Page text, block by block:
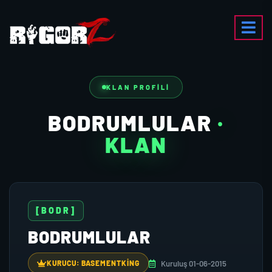
KLAN PROFILI
BODRUMLULAR ·
KLAN
[BODR]
BODRUMLULAR
KURUCU: BASEMENTKING Kuruluş 01-06-2015